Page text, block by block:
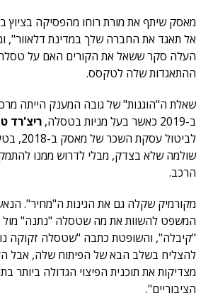
אל תאגד את החברה שלך במדינת דלאוור",
העלה סקר ששאל את הקורים האם על טסלה
ההתאגדות שלה לטקסס.
שאלת ה"הוגנות" של גובה המענק הייתה
ב-2019 כאשר בעל מניות בטסלה,
ריצ'רד
לביטול
שולמה שלא בצדק, מבלי לדרוש ממנו
הרכב.
מקורמיק שקלה גם את הגינות ה"מחיר".
המשפט להשוות את מה שטסלה "נתנה"
"קיבלה", והשופטת כתבה "שטסלה זקוקה
להצליח בשלב הבא של הפיתוח שלה, אבל
מצדיקות את תוכנית הפיצוי הגדולה ביותר
הציבוריים".